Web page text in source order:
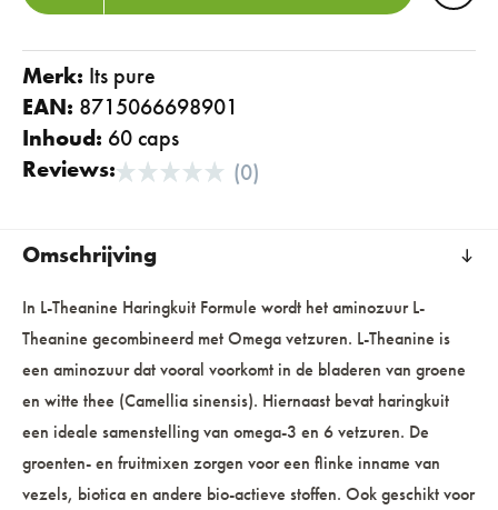
Merk: its pure
EAN: 8715066698901
Inhoud: 60 caps
Reviews:
(0)
Omschrijving
In L-Theanine Haringkuit Formule wordt het aminozuur L-
Theanine gecombineerd met Omega vetzuren. L-Theanine is
een aminozuur dat vooral voorkomt in de bladeren van groene
en witte thee (Camellia sinensis). Hiernaast bevat haringkuit
een ideale samenstelling van omega-3 en 6 vetzuren. De
groenten- en fruitmixen zorgen voor een flinke inname van
vezels, biotica en andere bio-actieve stoffen. Ook geschikt voor